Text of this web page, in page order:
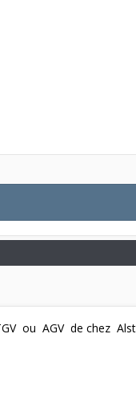
ou AGV de chez